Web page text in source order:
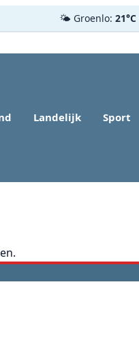
🌤️ Groenlo: 21°C
Landelijk Sport